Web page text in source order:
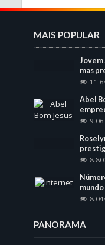
MAIS POPULAR
Jovem
mas
Abel
PANORAMA